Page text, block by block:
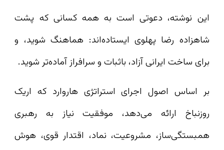
این نوشته، دعوتی است به همه‌ کسانی که پشت
شاهزاده رضا پهلوی ایستاده‌اند: هماهنگ شوید، و
برای ساخت ایرانی آزاد، باثبات و سرافراز آماده‌تر شوید.
بر اساس اصول اجرای استراتژی هاروارد که اریک
روزنباخ ارائه می‌دهد، موفقیت نیاز به رهبری
همبستگی‌ساز، مشروعیت، نماد، اقتدار قوی، هوش